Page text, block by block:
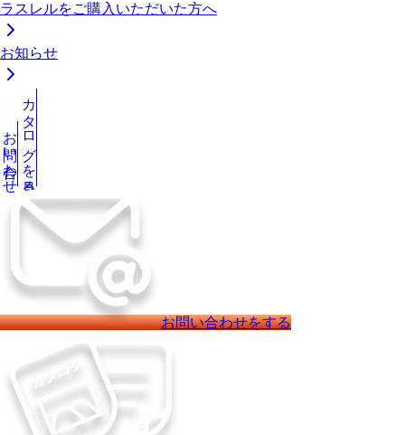
ラスレルをご購入いただいた方へ
お知らせ
お問い合わせカタログを見る
お問い合わせをする